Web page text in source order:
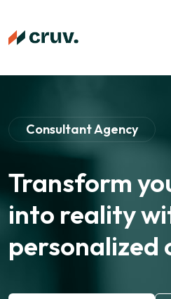
Consultant Agency
Transform
into reality
personalized